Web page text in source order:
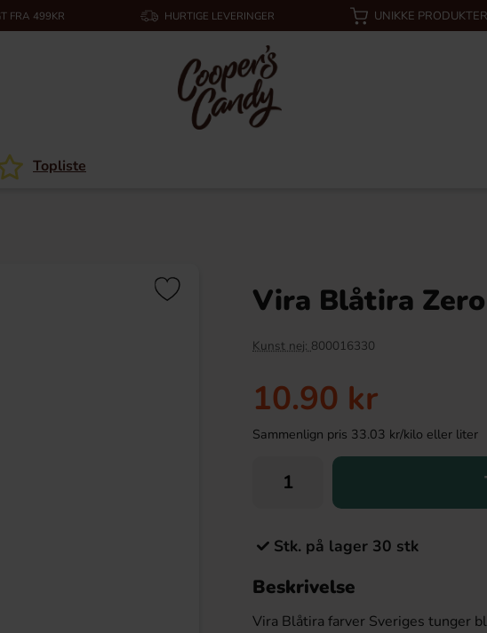
FRA 499KR HURTIGE LEVERINGER UNIKKE PRODUKTER
Topliste
Vira Blåtira
Kunst nej: 800016330
10.90 kr
Sammenlign pris 33.03 kr/kilo eller liter
Stk. på lager 30 stk
Beskrivelse
Vira Blåtira farver Sveriges tunger